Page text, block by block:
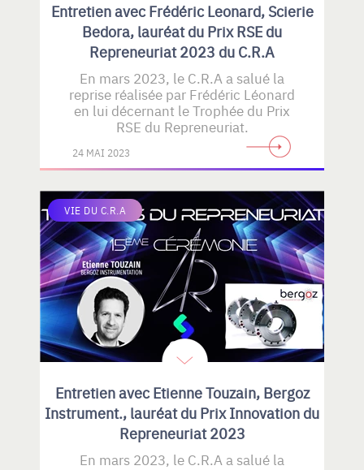
Entretien avec Frédéric Leonard, Scierie
Bedora, lauréat du Prix RSE du
Repreneuriat 2023 du C.R.A
En mars 2023, le C.R.A a salué la
reprise réalisée par Frédéric Léonard
en lui décernant le Trophée du Prix
RSE du Repreneuriat.
24 MAI 2023
VIE DU C.R.A
Entretien avec Etienne Touzain, Bergoz
Instrument., lauréat du Prix Innovation du
Repreneuriat 2023
En mars 2023, le C.R.A a salué la